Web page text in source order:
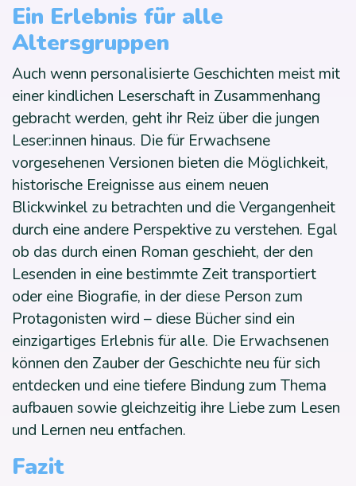
Ein Erlebnis für alle
Altersgruppen
Auch wenn personalisierte Geschichten meist mit
einer kindlichen Leserschaft in Zusammenhang
gebracht werden, geht ihr Reiz über die jungen
Leser:innen hinaus. Die für Erwachsene
vorgesehenen Versionen bieten die Möglichkeit,
historische Ereignisse aus einem neuen
Blickwinkel zu betrachten und die Vergangenheit
durch eine andere Perspektive zu verstehen. Egal
ob das durch einen Roman geschieht, der den
Lesenden in eine bestimmte Zeit transportiert
oder eine Biografie, in der diese Person zum
Protagonisten wird – diese Bücher sind ein
einzigartiges Erlebnis für alle. Die Erwachsenen
können den Zauber der Geschichte neu für sich
entdecken und eine tiefere Bindung zum Thema
aufbauen sowie gleichzeitig ihre Liebe zum Lesen
und Lernen neu entfachen.
Fazit